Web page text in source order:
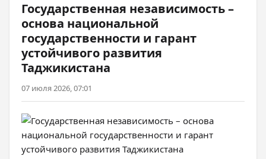
Государственная независимость –
основа национальной
государственности и гарант
устойчивого развития
Таджикистана
07 июля 2026, 07:01